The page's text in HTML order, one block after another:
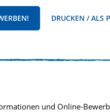
DRUCKEN / ALS
und Online-